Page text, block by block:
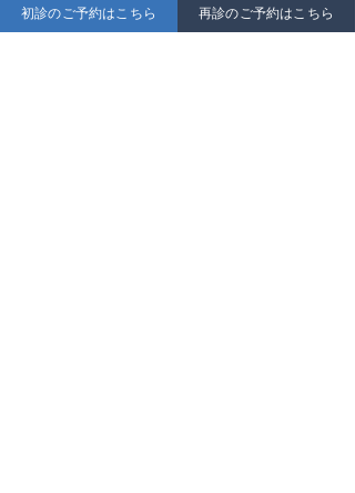
​ほったクリニック
初診のご予約はこちら 再診のご予約はこちら